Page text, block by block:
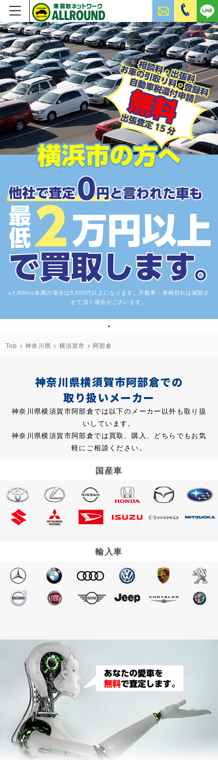
※1,600cc未満の場合は5,000円以上になります。不動車・車検切れは減額さ
せて頂く場合がございます。
1
Top >神奈川県 > 横須賀市 > 阿部倉
神奈川県横須賀市阿部倉での
取り扱いメーカー
神奈川県横須賀市阿部倉では以下のメーカー以外も取り扱
いしています。
神奈川県横須賀市阿部倉では買取、購入、どちらでもお気
軽にご相談ください。
国産車
輸入車